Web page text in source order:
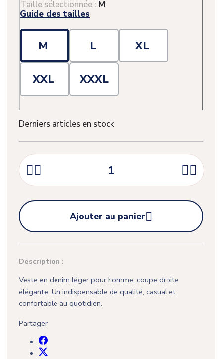
Taille sélectionnée : M
Guide des tailles
M L XL
XXL XXXL
Derniers articles en stock
 

Ajouter au panier
Description :
Veste en denim léger pour homme, coupe droite
élégante. Un indispensable de qualité, casual et
confortable au quotidien.
Partager